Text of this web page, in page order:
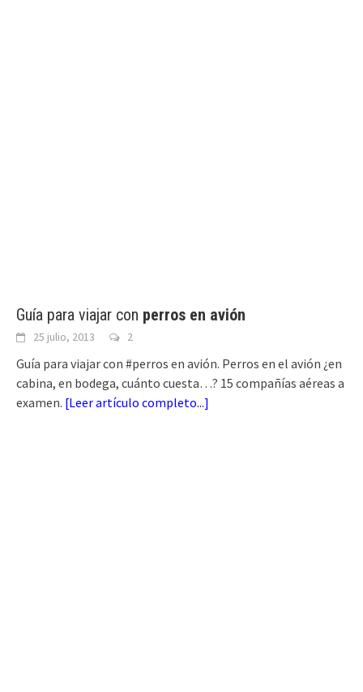
Guía para viajar con perros en avión
25 julio, 2013 2
Guía para viajar con #perros en avión. Perros en el avión ¿en
cabina, en bodega, cuánto cuesta…? 15 compañías aéreas a
examen. [Leer artículo completo...]